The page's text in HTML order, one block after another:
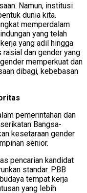
Namun, institusi
dunia kita.
memperdalam
yang telah
yang adil hingga
dan gender yang
memperkuat dan
dibagi, kebebasan
pemerintahan dan
Bangsa-
kesetaraan gender
senior.
pencarian kandidat
standar. PBB
tempat kerja
yang lebih